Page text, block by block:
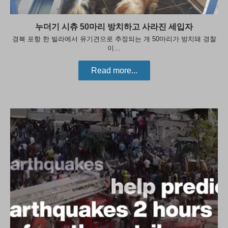
누더기 시츄 50마리 방치하고 사라진 세입자
경북 포항 한 빌라에서 유기견으로 추정되는 개 50마리가 방치돼 경찰
이…
Read more...